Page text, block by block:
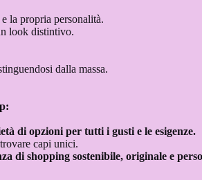
la propria personalità.
look distintivo.
dalla massa.
di opzioni per tutti i gusti e le esigenze.
capi unici.
di shopping sostenibile, originale e